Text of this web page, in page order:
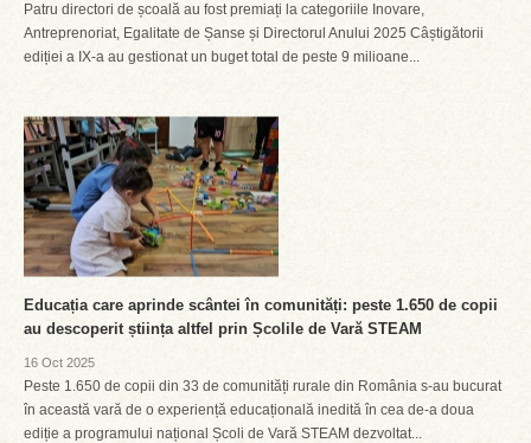
Patru directori de școală au fost premiați la categoriile Inovare,
Antreprenoriat, Egalitate de Șanse și Directorul Anului 2025 Câștigătorii
ediției a IX-a au gestionat un buget total de peste 9 milioane...
Educația care aprinde scântei în comunități: peste 1.650 de copii
au descoperit știința altfel prin Școlile de Vară STEAM
16 Oct 2025
Peste 1.650 de copii din 33 de comunități rurale din România s-au bucurat
în această vară de o experiență educațională inedită în cea de-a doua
ediție a programului național Școli de Vară STEAM dezvoltat...